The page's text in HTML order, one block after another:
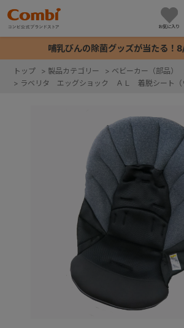
お気に入り
哺乳びんの除菌グッズが当たる！
トップ > 製品カテゴリー > ベビーカー（部品）
> ラベリタ エッグショック ＡＬ 着脱シート（